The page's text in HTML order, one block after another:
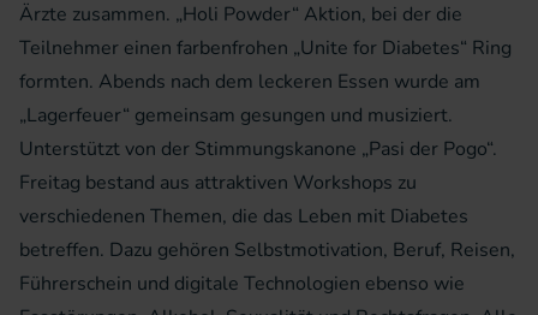
Ärzte zusammen. „Holi Powder“ Aktion, bei der die
Teilnehmer einen farbenfrohen „Unite for Diabetes“ Ring
formten. Abends nach dem leckeren Essen wurde am
„Lagerfeuer“ gemeinsam gesungen und musiziert.
Unterstützt von der Stimmungskanone „Pasi der Pogo“.
Freitag bestand aus attraktiven Workshops zu
verschiedenen Themen, die das Leben mit Diabetes
betreffen. Dazu gehören Selbstmotivation, Beruf, Reisen,
Führerschein und digitale Technologien ebenso wie